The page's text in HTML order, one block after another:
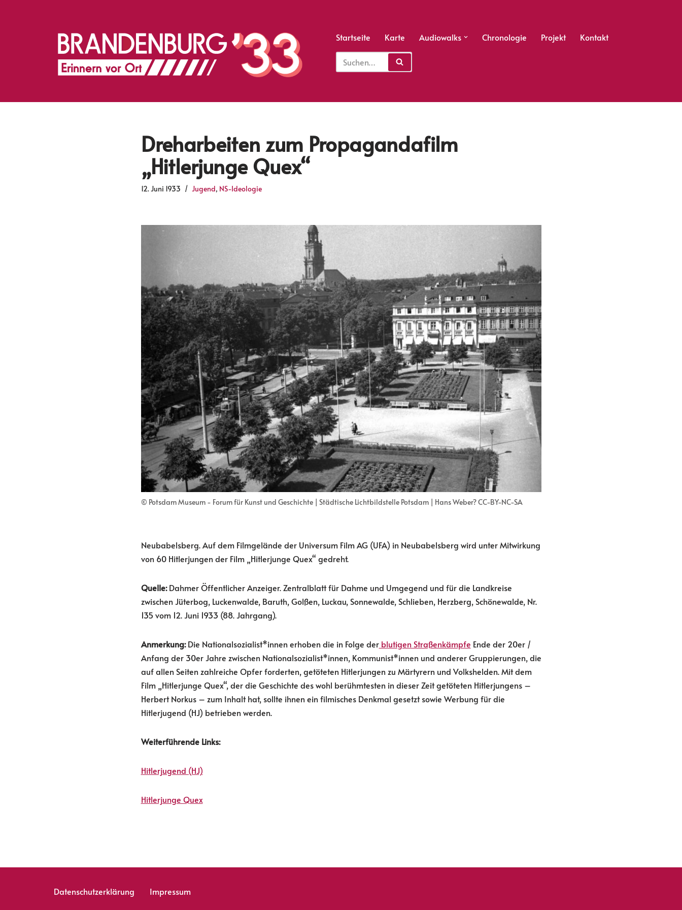
Startseite Karte Audiowalks Chronologie Projekt Kontakt
Dreharbeiten zum Propagandafilm
„Hitlerjunge Quex“
12. Juni 1933 Jugend, NS-Ideologie
© Potsdam Museum - Forum für Kunst und Geschichte | Städtische Lichtbildstelle Potsdam | Hans Weber? CC-BY-NC-SA
Neubabelsberg. Auf dem Filmgelände der Universum Film AG (UFA) in Neubabelsberg wird unter Mitwirkung
von 60 Hitlerjungen der Film „Hitlerjunge Quex“ gedreht.
Quelle:Dahmer Öffentlicher Anzeiger. Zentralblatt für Dahme und Umgegend und für die Landkreise
zwischen Jüterbog, Luckenwalde, Baruth, Golßen, Luckau, Sonnewalde, Schlieben, Herzberg, Schönewalde, Nr.
135 vom 12. Juni 1933 (88. Jahrgang).
Anmerkung:Die Nationalsozialist*innen erhoben die in Folge derblutigen Straßenkämpfe Ende der 20er /
Anfang der 30er Jahre zwischen Nationalsozialist*innen, Kommunist*innen und anderer Gruppierungen, die
auf allen Seiten zahlreiche Opfer forderten, getöteten Hitlerjungen zu Märtyrern und Volkshelden. Mit dem
Film „Hitlerjunge Quex“, der die Geschichte des wohl berühmtesten in dieser Zeit getöteten Hitlerjungens –
Herbert Norkus – zum Inhalt hat, sollte ihnen ein filmisches Denkmal gesetzt sowie Werbung für die
Hitlerjugend (HJ) betrieben werden.
Weiterführende Links:
Hitlerjugend (HJ)
Hitlerjunge Quex
Datenschutzerklärung Impressum